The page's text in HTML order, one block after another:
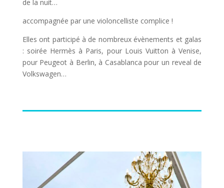
de la nuit…
accompagnée par une violoncelliste complice !
Elles ont participé à de nombreux évènements et galas
: soirée Hermès à Paris, pour Louis Vuitton à Venise,
pour Peugeot à Berlin, à Casablanca pour un reveal de
Volkswagen…